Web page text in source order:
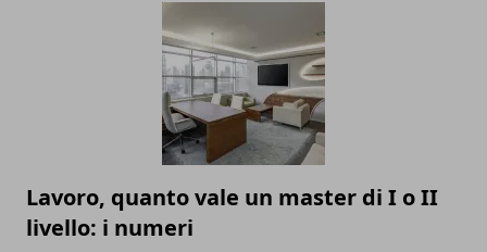
Lavoro, quanto vale un master di I o II
livello: i numeri